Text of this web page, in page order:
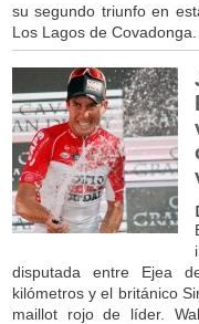
su segundo triunfo en
Los Lagos de Covadonga.
disputada entre Ejea
kilómetros y el británico
maillot rojo de líder.